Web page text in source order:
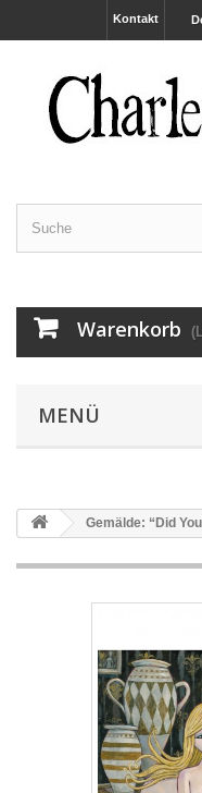
Kontakt
Warenkorb
MENÜ
Gemälde: “Did